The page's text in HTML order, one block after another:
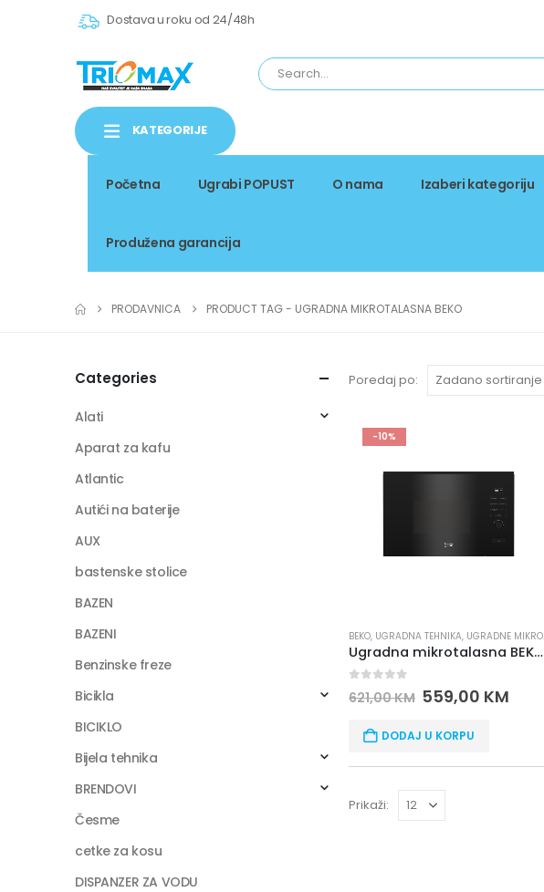
Dostava u roku od 24/48h
KATEGORIJE
Početna Ugrabi POPUST O nama Izaberi kategoriju
Produžena garancija
PRODAVNICA PRODUCT TAG - UGRADNA MIKROTALASNA BEKO
Poredaj po:
-10%
BEKO, UGRADNA TEHNIKA, UGRADNE MIKROTALASNE
Ugradna mikrotalasna BEKO BMGB 20212 B
out of 5
621,00KM 559,00 KM
DODAJ U KORPU
Prikaži:
Categories
Alati
Aparat za kafu
Atlantic
Autići na baterije
AUX
bastenske stolice
BAZEN
BAZENI
Benzinske freze
Bicikla
BICIKLO
Bijela tehnika
BRENDOVI
Česme
cetke za kosu
DISPANZER ZA VODU